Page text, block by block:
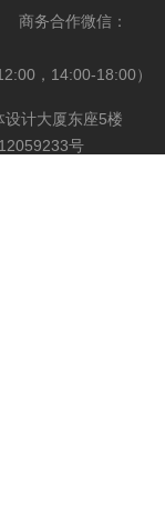
商务合作微信：
，14:00-18:00）
计大厦东座5楼
号